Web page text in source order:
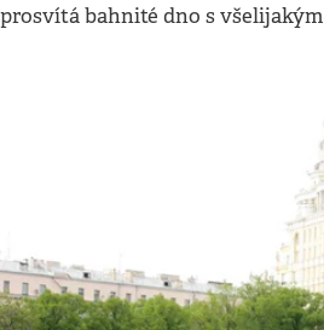
prosvítá bahnité dno s